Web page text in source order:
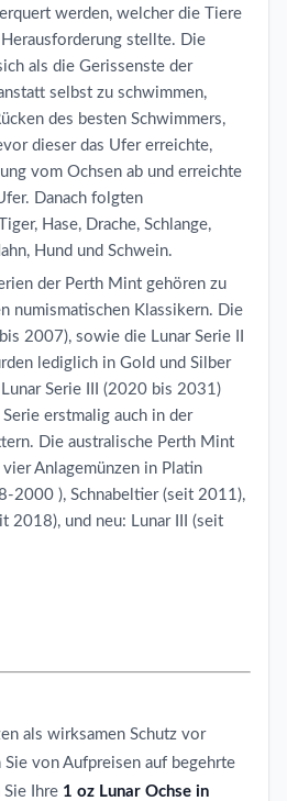
werden, welcher die Tiere
stellte. Die
als die Gerissenste der
selbst zu schwimmen,
des besten Schwimmers,
dieser das Ufer erreichte,
vom Ochsen ab und erreichte
Danach folgten
Hase, Drache, Schlange,
Hund und Schwein.
der Perth Mint gehören zu
numismatischen Klassikern. Die
2007), sowie die Lunar Serie II
lediglich in Gold und Silber
Serie III (2020 bis 2031)
erstmalig auch in der
Die australische Perth Mint
Anlagemünzen in Platin
2000 ), Schnabeltier (seit 2011),
2018), und neu: Lunar III (seit
als wirksamen Schutz vor
von Aufpreisen auf begehrte
Sie Ihre 1 oz Lunar Ochse in